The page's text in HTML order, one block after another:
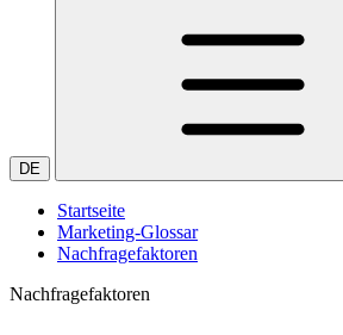
DE
Startseite
Marketing-Glossar
Nachfragefaktoren
Nachfragefaktoren